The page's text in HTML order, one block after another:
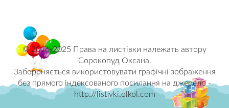
© 2016-2025 Права на листівки належать автору
Сорокопуд Оксана.
Забороняється використовувати графічні зображення
без прямого індексованого посилання на джерело -
http://listivki.olkol.com